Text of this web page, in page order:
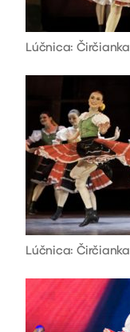
Lúčnica: Čirčianka
Lúčnica: Čirčianka